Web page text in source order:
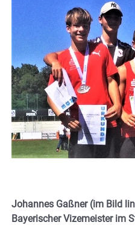
Johannes Gaßner (im Bild
Bayerischer Vizemeister im